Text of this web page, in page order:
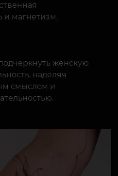
и магнетизм.
женскую
наделяя
смыслом и